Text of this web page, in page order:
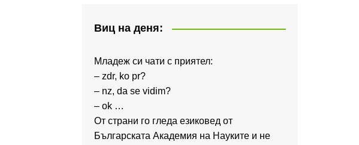
Виц на деня:
Младеж си чати с приятел:
– zdr, ko pr?
– nz, da se vidim?
– ok …
От страни го гледа езиковед от
Българската Академия на Науките и не